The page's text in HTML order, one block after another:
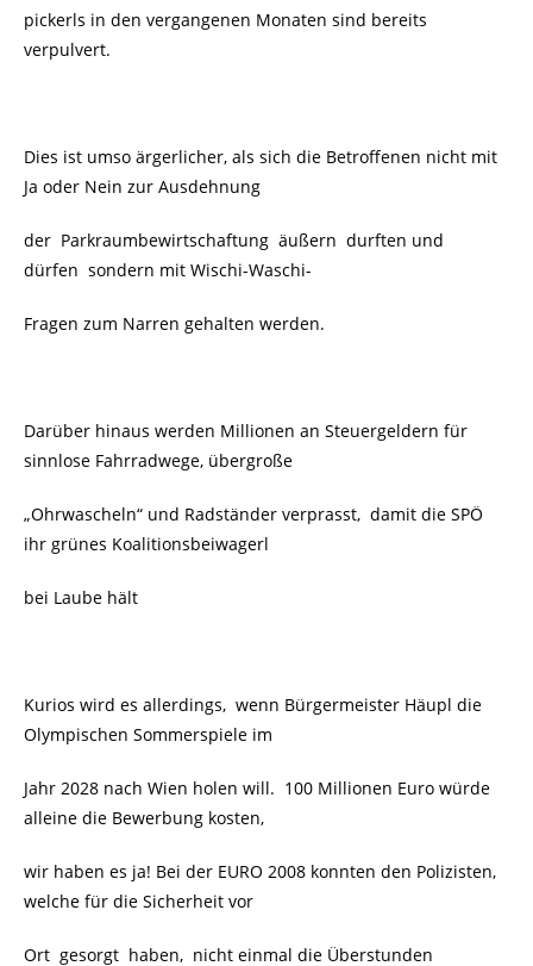
pickerls in den vergangenen Monaten sind bereits
verpulvert.
Dies ist umso ärgerlicher, als sich die Betroffenen nicht mit
Ja oder Nein zur Ausdehnung
der Parkraumbewirtschaftung äußern durften und
dürfen sondern mit Wischi-Waschi-
Fragen zum Narren gehalten werden.
Darüber hinaus werden Millionen an Steuergeldern für
sinnlose Fahrradwege, übergroße
„Ohrwascheln“ und Radständer verprasst, damit die SPÖ
ihr grünes Koalitionsbeiwagerl
bei Laube hält
Kurios wird es allerdings, wenn Bürgermeister Häupl die
Olympischen Sommerspiele im
Jahr 2028 nach Wien holen will. 100 Millionen Euro würde
alleine die Bewerbung kosten,
wir haben es ja! Bei der EURO 2008 konnten den Polizisten,
welche für die Sicherheit vor
Ort gesorgt haben, nicht einmal die Überstunden